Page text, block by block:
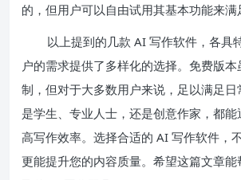
的，但用户可以自由试用其基本功能来满
以上提到的几款 AI 写作软件，各具
户的需求提供了多样化的选择。免费版
制，但对于大多数用户来说，足以满足
是学生、专业人士，还是创意作家，都
高写作效率。选择合适的 AI 写作软件，
更能提升您的内容质量。希望这篇文章能